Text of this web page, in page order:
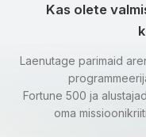
Kas olete
Laenutage parimaid
Fortune 500 ja
oma